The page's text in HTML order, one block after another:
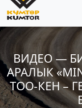
ВИДЕО —
АРАЛЫК
ТОО-КЕН –